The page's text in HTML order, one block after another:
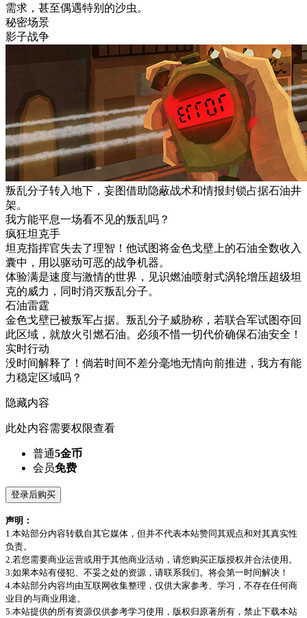
需求，甚至偶遇特别的沙虫。
秘密场景
影子战争
叛乱分子转入地下，妄图借助隐蔽战术和情报封锁占据石油井
架。
我方能平息一场看不见的叛乱吗？
疯狂坦克手
坦克指挥官失去了理智！他试图将金色戈壁上的石油全数收入
囊中，用以驱动可恶的战争机器。
体验满是速度与激情的世界，见识燃油喷射式涡轮增压超级坦
克的威力，同时消灭叛乱分子。
石油雷霆
金色戈壁已被叛军占据。叛乱分子威胁称，若联合军试图夺回
此区域，就放火引燃石油。必须不惜一切代价确保石油安全！
实时行动
没时间解释了！倘若时间不差分毫地无情向前推进，我方有能
力稳定区域吗？
隐藏内容
此处内容需要权限查看
普通5金币
会员免费
登录后购买
声明：
1.本站部分内容转载自其它媒体，但并不代表本站赞同其观点和对其真实性
负责。
2.若您需要商业运营或用于其他商业活动，请您购买正版授权并合法使用。
3.如果本站有侵犯、不妥之处的资源，请联系我们。将会第一时间解决！
4.本站部分内容均由互联网收集整理，仅供大家参考、学习，不存在任何商
业目的与商业用途。
5.本站提供的所有资源仅供参考学习使用，版权归原著所有，禁止下载本站